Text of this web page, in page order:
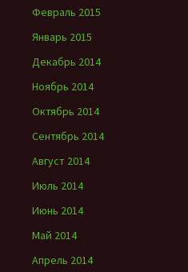
Февраль 2015
Январь 2015
Декабрь 2014
Ноябрь 2014
Октябрь 2014
Сентябрь 2014
Август 2014
Июль 2014
Июнь 2014
Май 2014
Апрель 2014